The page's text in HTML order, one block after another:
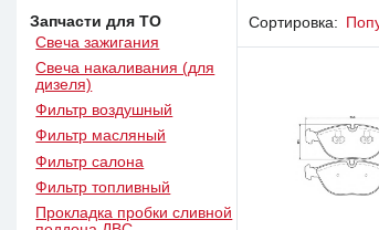
Запчасти для ТО
Свеча зажигания
Свеча накаливания (для
дизеля)
Фильтр воздушный
Фильтр масляный
Фильтр салона
Фильтр топливный
Прокладка пробки сливной
Сортировка: